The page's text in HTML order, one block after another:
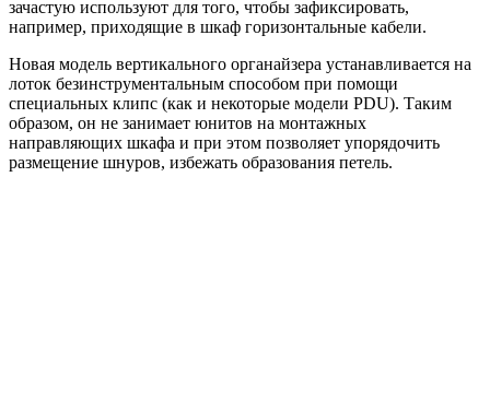
зачастую используют для того, чтобы зафиксировать,
например, приходящие в шкаф горизонтальные кабели.
Новая модель вертикального органайзера устанавливается на
лоток безинструментальным способом при помощи
специальных клипс (как и некоторые модели PDU). Таким
образом, он не занимает юнитов на монтажных
направляющих шкафа и при этом позволяет упорядочить
размещение шнуров, избежать образования петель.